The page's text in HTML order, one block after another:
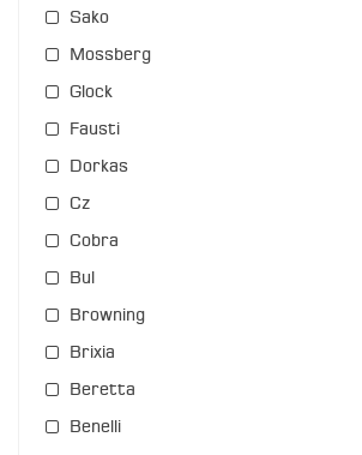
Sako
Mossberg
Glock
Fausti
Dorkas
Cz
Cobra
Bul
Browning
Brixia
Beretta
Benelli